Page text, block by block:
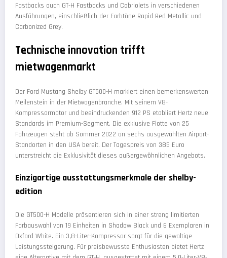
Fastbacks auch GT-H Fastbacks und Cabriolets in verschiedenen
Ausführungen, einschließlich der Farbtöne Rapid Red Metallic und
Carbonized Grey.
Technische innovation trifft
mietwagenmarkt
Der Ford Mustang Shelby GT500-H markiert einen bemerkenswerten
Meilenstein in der Mietwagenbranche. Mit seinem V8-
Kompressormotor und beeindruckenden 912 PS etabliert Hertz neue
Standards im Premium-Segment. Die exklusive Flotte von 25
Fahrzeugen steht ab Sommer 2022 an sechs ausgewählten Airport-
Standorten in den USA bereit. Der Tagespreis von 385 Euro
unterstreicht die Exklusivität dieses außergewöhnlichen Angebots.
Einzigartige ausstattungsmerkmale der shelby-
edition
Die GT500-H Modelle präsentieren sich in einer streng limitierten
Farbauswahl von 19 Einheiten in Shadow Black und 6 Exemplaren in
Oxford White. Ein 3,8-Liter-Kompressor sorgt für die gewaltige
Leistungssteigerung. Für preisbewusste Enthusiasten bietet Hertz